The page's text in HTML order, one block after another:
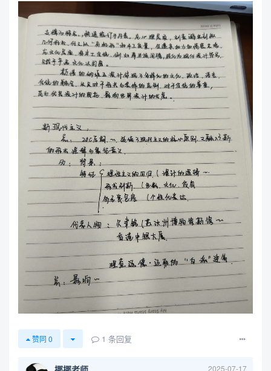
赞同 0 1 条回复
2025-07-17